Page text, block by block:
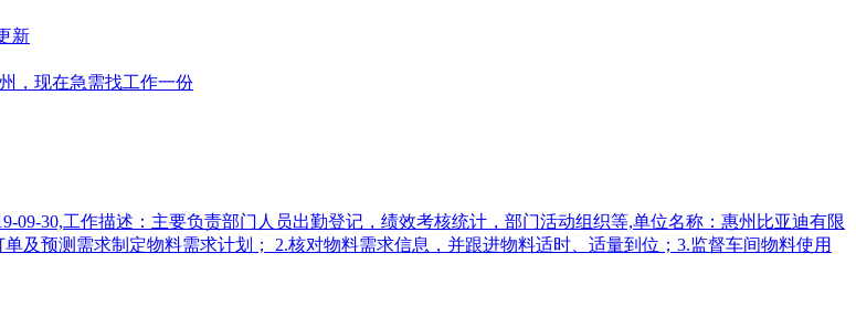
新
，现在急需找工作一份
09-30,工作描述：主要负责部门人员出勤登记，绩效考核统计，部门活动组织等,单位名称：惠州比亚迪有限
及预测需求制定物料需求计划； 2.核对物料需求信息，并跟进物料适时、适量到位；3.监督车间物料使用